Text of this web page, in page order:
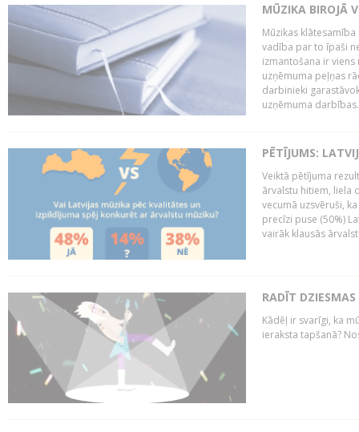
MŪZIKA BIROJĀ
Mūzikas
vadība par to īpaši
izmantošana ir
uzņēmuma peļņas
darbinieki
uzņēmuma
PĒTĪJUMS:
Veiktā pētījuma
ārvalstu hitiem, liela
vecumā uzsvēruši,
precīzi puse (50%)
vairāk klausās
RADĪT
Kādēļ ir svarīgi, ka
ieraksta tapšanā?